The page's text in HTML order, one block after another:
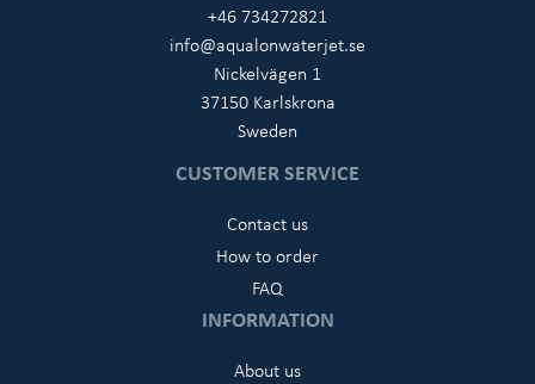
+46 734272821
info@aqualonwaterjet.se
Nickelvägen 1
37150 Karlskrona
Sweden
CUSTOMER SERVICE
Contact us
How to order
FAQ
INFORMATION
About us